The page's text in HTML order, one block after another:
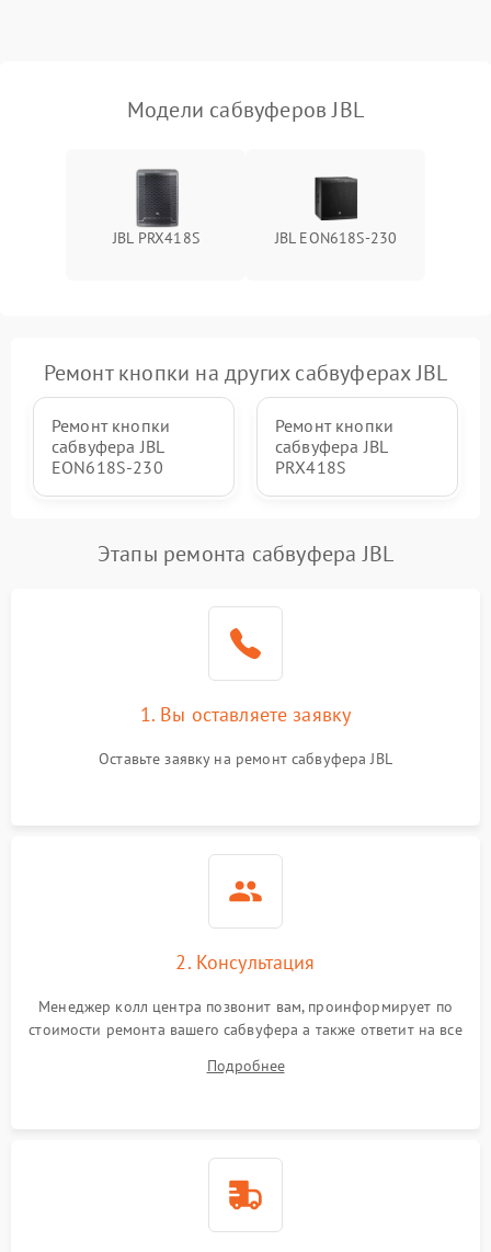
защиты от короткого
1000 ₽ Подробнее →
перенапряжения
Неисправность системы
1000 ₽ Подробнее →
Неисправность системы
защиты от перегрева
Модели сабвуферов JBL
JBL PRX418S JBL EON618S-230
Ремонт кнопки на других сабвуферах JBL
Ремонт кнопки
сабвуфера JBL
EON618S-230
Ремонт кнопки
сабвуфера JBL
PRX418S
Этапы ремонта сабвуфера JBL
1. Вы оставляете заявку
Оставьте заявку на ремонт сабвуфера JBL
2. Консультация
Менеджер колл центра позвонит вам, проинформирует по
стоимости ремонта вашего сабвуфера а также ответит на все
Подробнее